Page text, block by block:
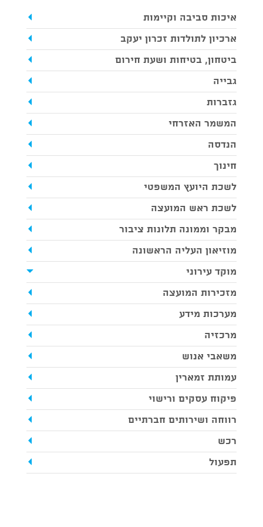
איכות סביבה וקיימות
ארכיון לתולדות זכרון יעקב
ביטחון, בטיחות ושעת חירום
גבייה
גזברות
המשמר האזרחי
הנדסה
חינוך
לשכת היועץ המשפטי
לשכת ראש המועצה
מבקר וממונה תלונות ציבור
מוזיאון העליה הראשונה
מוקד עירוני
מזכירות המועצה
מערכות מידע
מרכזיה
משאבי אנוש
עמותת זמארין
פיקוח עסקים ורישוי
רווחה ושירותים חברתיים
רכש
תפעול